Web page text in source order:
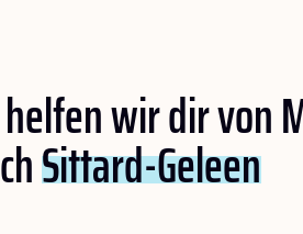
wir dir von
Sittard-Geleen